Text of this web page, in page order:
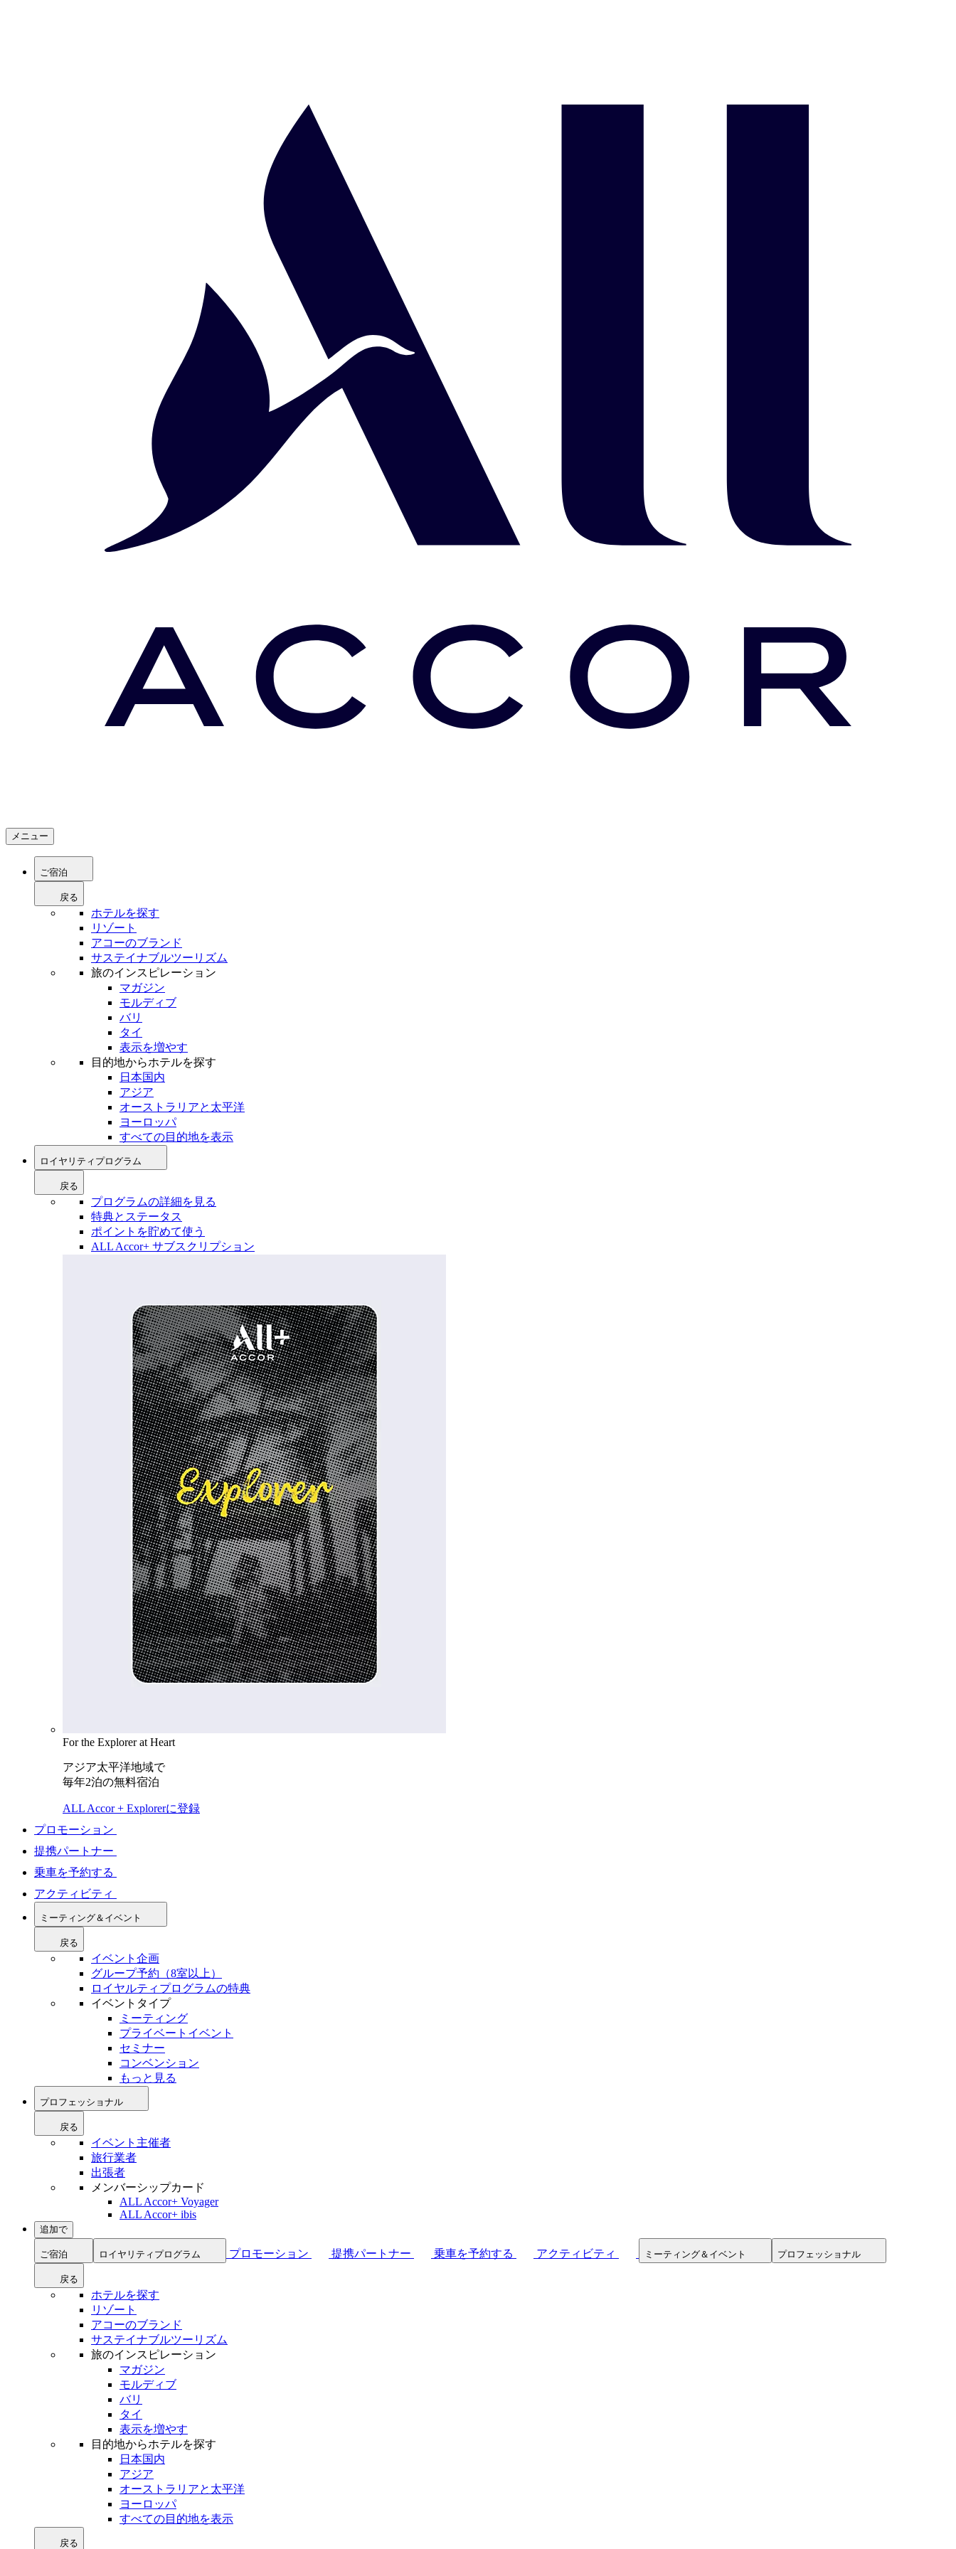
メニュー
ご宿泊
戻る
ホテルを探す
リゾート
アコーのブランド
サステイナブルツーリズム
旅のインスピレーション
マガジン
モルディブ
バリ
タイ
表示を増やす
目的地からホテルを探す
日本国内
アジア
オーストラリアと太平洋
ヨーロッパ
すべての目的地を表示
ロイヤリティプログラム
戻る
プログラムの詳細を見る
特典とステータス
ポイントを貯めて使う
ALL Accor+ サブスクリプション
For the Explorer at Heart
アジア太平洋地域で
毎年2泊の無料宿泊
ALL Accor + Explorerに登録
プロモーション
提携パートナー
乗車を予約する
アクティビティ
ミーティング＆イベント
戻る
イベント企画
グループ予約（8室以上）
ロイヤルティプログラムの特典
イベントタイプ
ミーティング
プライベートイベント
セミナー
コンベンション
もっと見る
プロフェッショナル
戻る
イベント主催者
旅行業者
出張者
メンバーシップカード
ALL Accor+ Voyager
ALL Accor+ ibis
追加で
ご宿泊 ロイヤリティプログラム プロモーション 提携パートナー 乗車を予約する アクティビティ ミーティング＆イベント プロフェッショナル
戻る
ホテルを探す
リゾート
アコーのブランド
サステイナブルツーリズム
旅のインスピレーション
マガジン
モルディブ
バリ
タイ
表示を増やす
目的地からホテルを探す
日本国内
アジア
オーストラリアと太平洋
ヨーロッパ
すべての目的地を表示
戻る